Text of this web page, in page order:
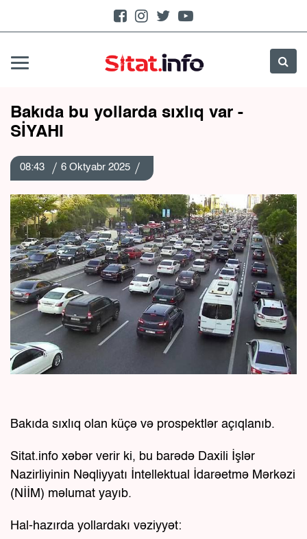
Bakıda bu yollarda sıxlıq var -
SİYAHI
08:43 6 Oktyabr 2025
Bakıda sıxlıq olan küçə və prospektlər açıqlanıb.
Sitat.info xəbər verir ki, bu barədə Daxili İşlər
Nazirliyinin Nəqliyyatı İntellektual İdarəetmə Mərkəzi
(NİİM) məlumat yayıb.
Hal-hazırda yollardakı vəziyyət: